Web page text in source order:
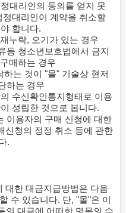
대리인의 동의를 얻지 못
대리인이 계약을 취소할
합니다.
누락, 오기가 있는 경우
등 청소년보호법에서 금지
매하는 경우
하는 것이 "몰" 기술상 현저
하는 경우
수신확인통지형태로 이용
성립한 것으로 봅니다.
이용자의 구매 신청에 대한
신청의 정정 취소 등에 관한
.
대한 대금지급방법은 다음
수 있습니다. 단, "몰"은 이
의 대금에 어떠한 명목의 수